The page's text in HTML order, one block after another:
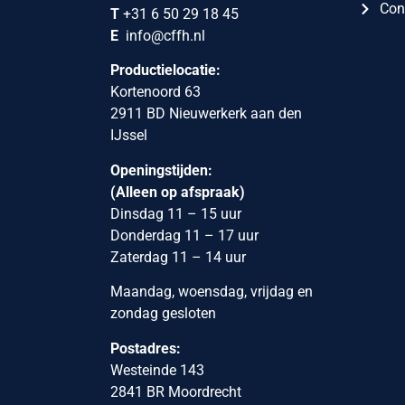
T +31 6 50 29 18 45
E info@cffh.nl
Productielocatie:
Kortenoord 63
2911 BD Nieuwerkerk aan den
IJssel
Openingstijden:
(Alleen op afspraak)
Dinsdag 11 – 15 uur
Donderdag 11 – 17 uur
Zaterdag 11 – 14 uur
Maandag, woensdag, vrijdag en
zondag gesloten
Postadres:
Westeinde 143
2841 BR Moordrecht